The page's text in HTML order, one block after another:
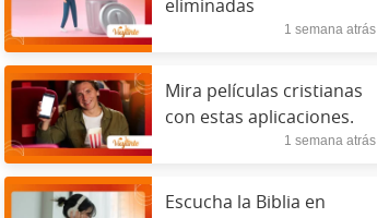
eliminadas
1 semana atrás
Mira películas cristianas
con estas aplicaciones.
1 semana atrás
Escucha la Biblia en